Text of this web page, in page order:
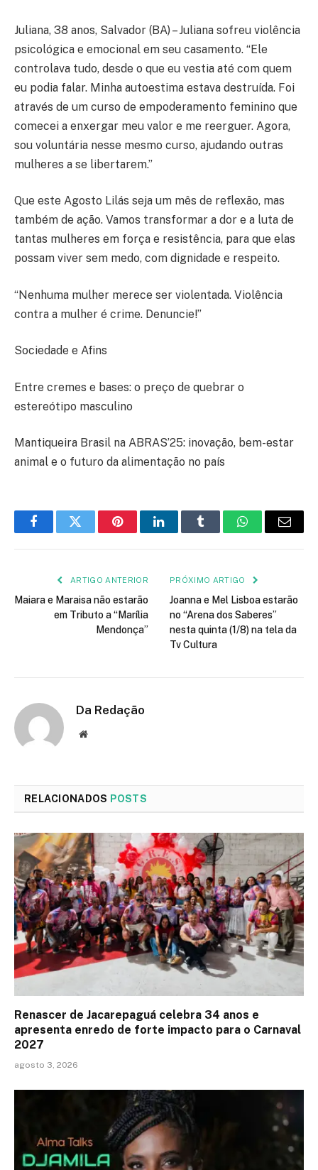
Juliana, 38 anos, Salvador (BA) – Juliana sofreu violência
psicológica e emocional em seu casamento. “Ele
controlava tudo, desde o que eu vestia até com quem
eu podia falar. Minha autoestima estava destruída. Foi
através de um curso de empoderamento feminino que
comecei a enxergar meu valor e me reerguer. Agora,
sou voluntária nesse mesmo curso, ajudando outras
mulheres a se libertarem.”
Que este Agosto Lilás seja um mês de reflexão, mas
também de ação. Vamos transformar a dor e a luta de
tantas mulheres em força e resistência, para que elas
possam viver sem medo, com dignidade e respeito.
“Nenhuma mulher merece ser violentada. Violência
contra a mulher é crime. Denuncie!”
Sociedade e Afins
Entre cremes e bases: o preço de quebrar o
estereótipo masculino
Mantiqueira Brasil na ABRAS’25: inovação, bem-estar
animal e o futuro da alimentação no país
FacebookTwitter PinterestLinkedInTumblr WhatsApp
E-
ARTIGO ANTERIOR
Maiara e Maraisa não estarão
em Tributo a “Marília
Mendonça”
PRÓXIMO ARTIGO
Joanna e Mel Lisboa estarão
no “Arena dos Saberes”
nesta quinta (1/8) na tela da
Tv Cultura
Da Redação
Site
RELACIONADOS POSTS
Renascer de Jacarepaguá celebra 34 anos e
apresenta enredo de forte impacto para o Carnaval
2027
agosto 3, 2026